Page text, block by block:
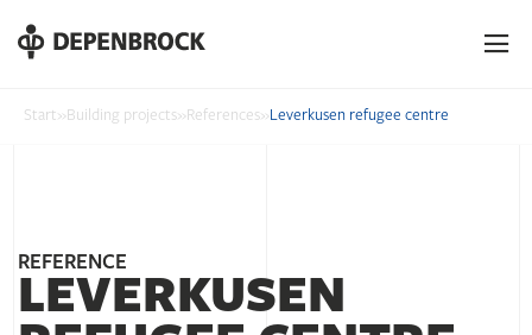
DE
PL
Start»Building projects»References»Leverkusen refugee centre
REFERENCE
LEVERKUSEN